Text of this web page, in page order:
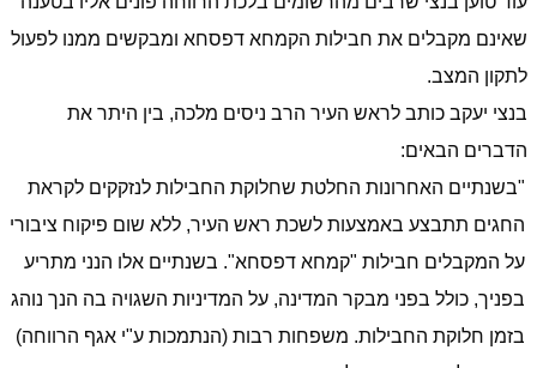
שאינם מקבלים את חבילות הקמחא דפסחא ומבקשים ממנו לפעול
לתקון המצב.
בנצי יעקב כותב לראש העיר הרב ניסים מלכה, בין היתר את
הדברים הבאים:
"בשנתיים האחרונות החלטת שחלוקת החבילות לנזקקים לקראת
החגים תתבצע באמצעות לשכת ראש העיר, ללא שום פיקוח ציבורי
על המקבלים חבילות "קמחא דפסחא". בשנתיים אלו הנני מתריע
בפניך, כולל בפני מבקר המדינה, על המדיניות השגויה בה הנך נוהג
בזמן חלוקת החבילות. משפחות רבות (הנתמכות ע"י אגף הרווחה)